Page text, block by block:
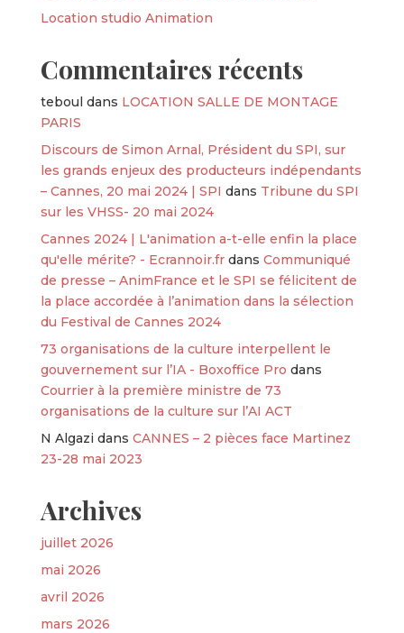
Location studio Animation
Commentaires récents
teboul dans LOCATION SALLE DE MONTAGE
PARIS
Discours de Simon Arnal, Président du SPI, sur
les grands enjeux des producteurs indépendants
– Cannes, 20 mai 2024 | SPI dans Tribune du SPI
sur les VHSS- 20 mai 2024
Cannes 2024 | L'animation a-t-elle enfin la place
qu'elle mérite? - Ecrannoir.frdans Communiqué
de presse – AnimFrance et le SPI se félicitent de
la place accordée à l’animation dans la sélection
du Festival de Cannes 2024
73 organisations de la culture interpellent le
gouvernement sur l’IA - Boxoffice Pro dans
Courrier à la première ministre de 73
organisations de la culture sur l’AI ACT
N Algazi dans CANNES – 2 pièces face Martinez
23-28 mai 2023
Archives
juillet 2026
mai 2026
avril 2026
mars 2026